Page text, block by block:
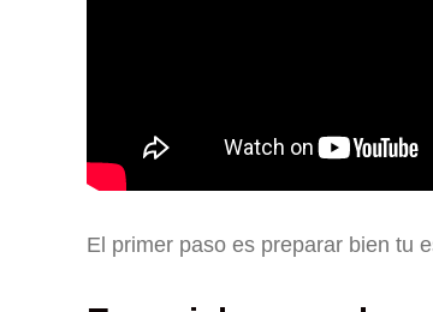
El primer paso es preparar bien tu